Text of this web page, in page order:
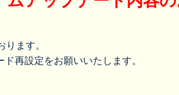
ます。
再設定をお願いいたします。